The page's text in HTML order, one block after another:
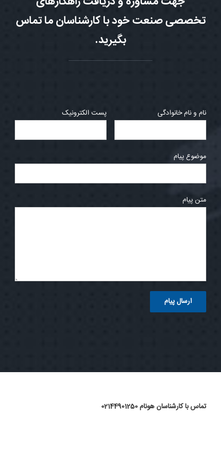
تخصصی صنعت خود با کارشناسان ما تماس
بگیرید.
نام و نام خانوادگی پست الکترونیک
موضوع پیام
متن پیام
تماس با کارشناسان هونام 02144901250